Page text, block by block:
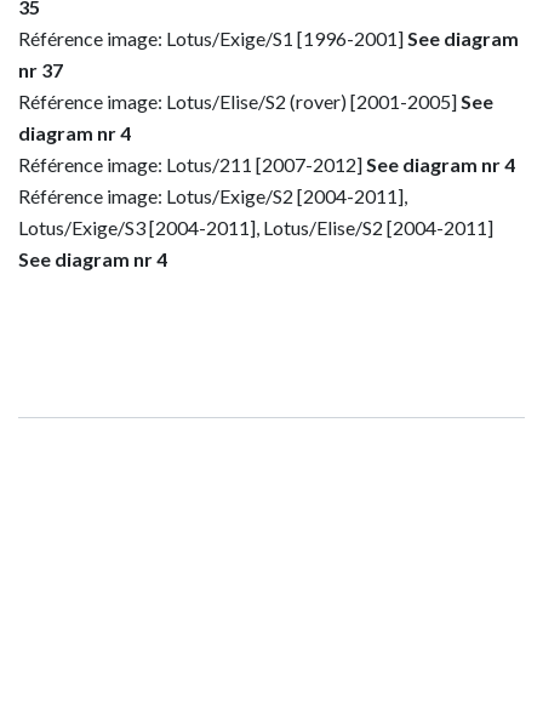
35
Référence image: Lotus/Exige/S1 [1996-2001]See diagram
nr 37
Référence image: Lotus/Elise/S2 (rover) [2001-2005]See
diagram nr 4
Référence image: Lotus/211 [2007-2012]See diagram nr 4
Référence image: Lotus/Exige/S2 [2004-2011],
Lotus/Exige/S3 [2004-2011], Lotus/Elise/S2 [2004-2011]
See diagram nr 4